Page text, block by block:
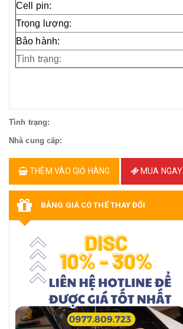
Cell pin:
Trọng lượng:
Bảo hành:
Tình trạng:
Tình trạng:
Nhà cung cấp:
THÊM VÀO GIỎ HÀNG MUA NGAY
BẢNG GIÁ CÓ THỂ THAY ĐỔI